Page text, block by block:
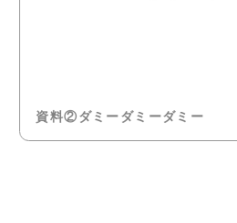
資料②ダミーダミーダミー